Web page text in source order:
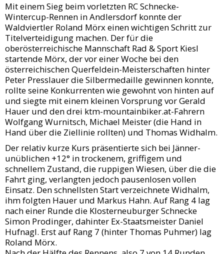
Mit einem Sieg beim vorletzten RC Schnecke-
Wintercup-Rennen in Andlersdorf konnte der
Waldviertler Roland Mörx einen wichtigen Schritt zur
Titelverteidigung machen. Der für die
oberösterreichische Mannschaft Rad & Sport Kiesl
startende Mörx, der vor einer Woche bei den
österreichischen Querfeldein-Meisterschaften hinter
Peter Presslauer die Silbermedaille gewinnen konnte,
rollte seine Konkurrenten wie gewohnt von hinten auf
und siegte mit einem kleinen Vorsprung vor Gerald
Hauer und den drei ktm-mountainbiker.at-Fahrern
Wolfgang Wurnitsch, Michael Meister (die Hand in
Hand über die Ziellinie rollten) und Thomas Widhalm.
Der relativ kurze Kurs präsentierte sich bei Jänner-
unüblichen +12° in trockenem, griffigem und
schnellem Zustand, die ruppigen Wiesen, über die die
Fahrt ging, verlangten jedoch pausenlosen vollen
Einsatz. Den schnellsten Start verzeichnete Widhalm,
ihm folgten Hauer und Markus Hahn. Auf Rang 4 lag
nach einer Runde die Klosterneuburger Schnecke
Simon Prodinger, dahinter Ex-Staatsmeister Daniel
Hufnagl. Erst auf Rang 7 (hinter Thomas Puhmer) lag
Roland Mörx.